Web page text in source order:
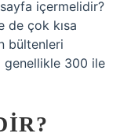
içermelidir?
de çok kısa
bültenleri
genellikle 300 ile